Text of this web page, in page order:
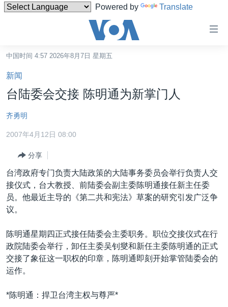
Powered by Translate
碍
链
接
转
内
转
到
航
转
到
检
索
中国
台湾
港澳
国际
最新国际新闻
印太
中东
欧洲
非洲
美洲
分类新闻
经济·金融·贸易
人权·法律·宗教
科教·文娱·体健
军事
劳工
美中关系
热点专题
白宫要闻
国会报道
美中关系
VOA视频
VOA今日焦点
中文广播
关注我们
中国时间 4:57 2026年8月7日 星期五
新闻
台陆委会交接 陈明通为新掌门人
齐勇明
2007年4月12日 08:00
分享
台湾政府专门负责大陆政策的大陆事务委员会举行负责人交
接仪式，台大教授、前陆委会副主委陈明通接任新主任委
员。他最近主导的《第二共和宪法》草案的研究引发广泛争
议。
陈明通星期四正式接任陆委会主委职务。职位交接仪式在行
政院陆委会举行，卸任主委吴钊燮和新任主委陈明通的正式
交接了象征这一职权的印章，陈明通即刻开始掌管陆委会的
运作。
*陈明通：捍卫台湾主权与尊严*